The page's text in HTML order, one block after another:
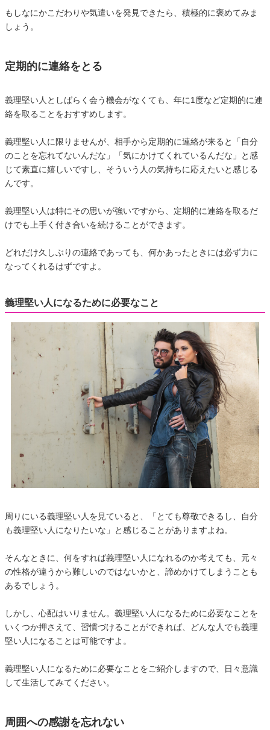
もしなにかこだわりや気遣いを発見できたら、積極的に褒めてみま
しょう。
定期的に連絡をとる
義理堅い人としばらく会う機会がなくても、年に1度など定期的に連
絡を取ることをおすすめします。
義理堅い人に限りませんが、相手から定期的に連絡が来ると「自分
のことを忘れてないんだな」「気にかけてくれているんだな」と感
じて素直に嬉しいですし、そういう人の気持ちに応えたいと感じる
んです。
義理堅い人は特にその思いが強いですから、定期的に連絡を取るだ
けでも上手く付き合いを続けることができます。
どれだけ久しぶりの連絡であっても、何かあったときには必ず力に
なってくれるはずですよ。
義理堅い人になるために必要なこと
周りにいる義理堅い人を見ていると、「とても尊敬できるし、自分
も義理堅い人になりたいな」と感じることがありますよね。
そんなときに、何をすれば義理堅い人になれるのか考えても、元々
の性格が違うから難しいのではないかと、諦めかけてしまうことも
あるでしょう。
しかし、心配はいりません。義理堅い人になるために必要なことを
いくつか押さえて、習慣づけることができれば、どんな人でも義理
堅い人になることは可能ですよ。
義理堅い人になるために必要なことをご紹介しますので、日々意識
して生活してみてください。
周囲への感謝を忘れない